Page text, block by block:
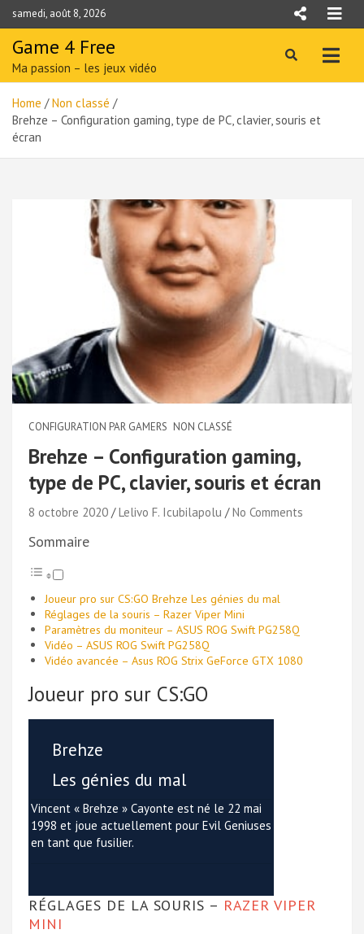
Skip
to
content
samedi, août 8, 2026
Game 4 Free
Ma passion – les jeux vidéo
Home
Non classé
Brehze – Configuration gaming, type de PC, clavier, souris et
écran
CONFIGURATION PAR GAMERS NON CLASSÉ
Brehze – Configuration gaming,
type de PC, clavier, souris et écran
8 octobre 2020 Lelivo F. Icubilapolu No Comments
Sommaire
Joueur pro sur CS:GO Brehze Les génies du mal
Réglages de la souris – Razer Viper Mini
Paramètres du moniteur – ASUS ROG Swift PG258Q
Vidéo – ASUS ROG Swift PG258Q
Vidéo avancée – Asus ROG Strix GeForce GTX 1080
Joueur pro sur CS:GO
Brehze
Les génies du mal
Vincent « Brehze » Cayonte est né le 22 mai
1998 et joue actuellement pour Evil Geniuses
en tant que fusilier.
RÉGLAGES DE LA SOURIS – RAZER VIPER
MINI